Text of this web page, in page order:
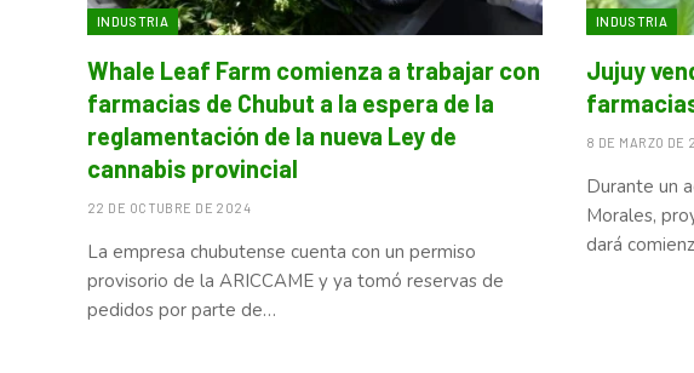
INDUSTRIA
Whale Leaf Farm comienza a trabajar con
farmacias de Chubut a la espera de la
reglamentación de la nueva Ley de
cannabis provincial
22 DE OCTUBRE DE 2024
La empresa chubutense cuenta con un permiso
provisorio de la ARICCAME y ya tomó reservas de
pedidos por parte de…
INDUSTRIA
Jujuy
8 DE MARZO DE
Durante un
Morales,
dará